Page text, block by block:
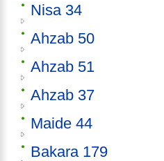
Nisa 34
Ahzab 50
Ahzab 51
Ahzab 37
Maide 44
Bakara 179